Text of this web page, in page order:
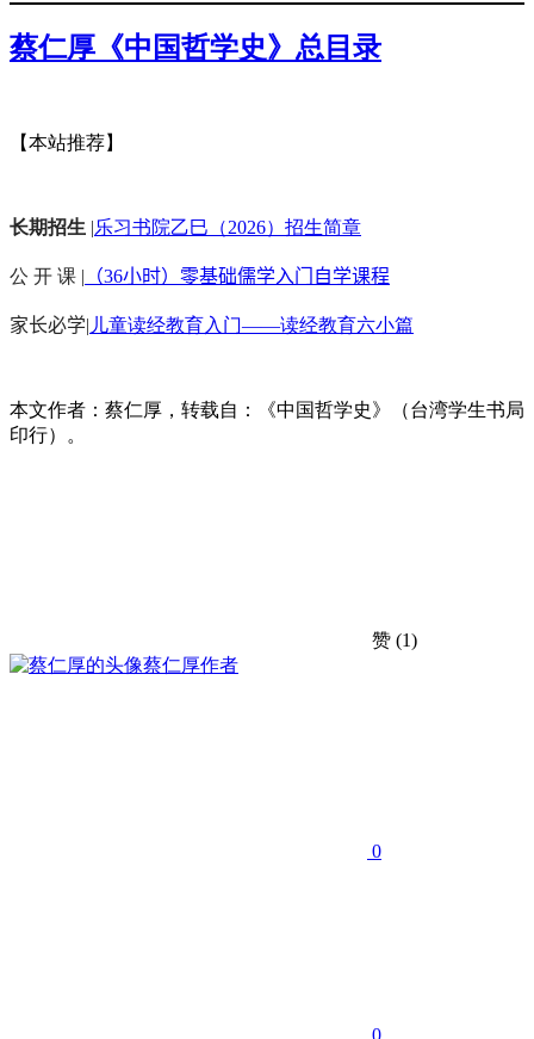
蔡仁厚《中国哲学史》总目录
【本站推荐】
长期招生 |乐习书院乙巳（2026）招生简章
公 开 课 | （36小时）零基础儒学入门自学课程
家长必学| 儿童读经教育入门——读经教育六小篇
本文作者：蔡仁厚，转载自：《中国哲学史》（台湾学生书局
印行）。
赞 (1)
蔡仁厚作者
0
0